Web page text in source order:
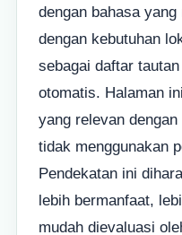
dengan bahasa
dengan kebutuhan
sebagai daftar
otomatis. Halaman
yang relevan
tidak menggunakan
Pendekatan ini
lebih bermanfaat,
mudah dievaluasi